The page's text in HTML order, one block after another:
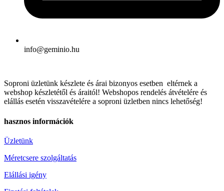
info@geminio.hu
Soproni üzletünk készlete és árai bizonyos esetben eltérnek a
webshop készletétől és áraitól! Webshopos rendelés átvételére és
elállás esetén visszavételére a soproni üzletben nincs lehetőség!
hasznos információk
Üzletünk
Méretcsere szolgáltatás
Elállási igény